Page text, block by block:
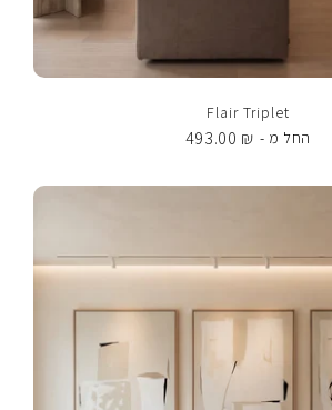
Flair Triplet
החל מ -
493.00 ₪